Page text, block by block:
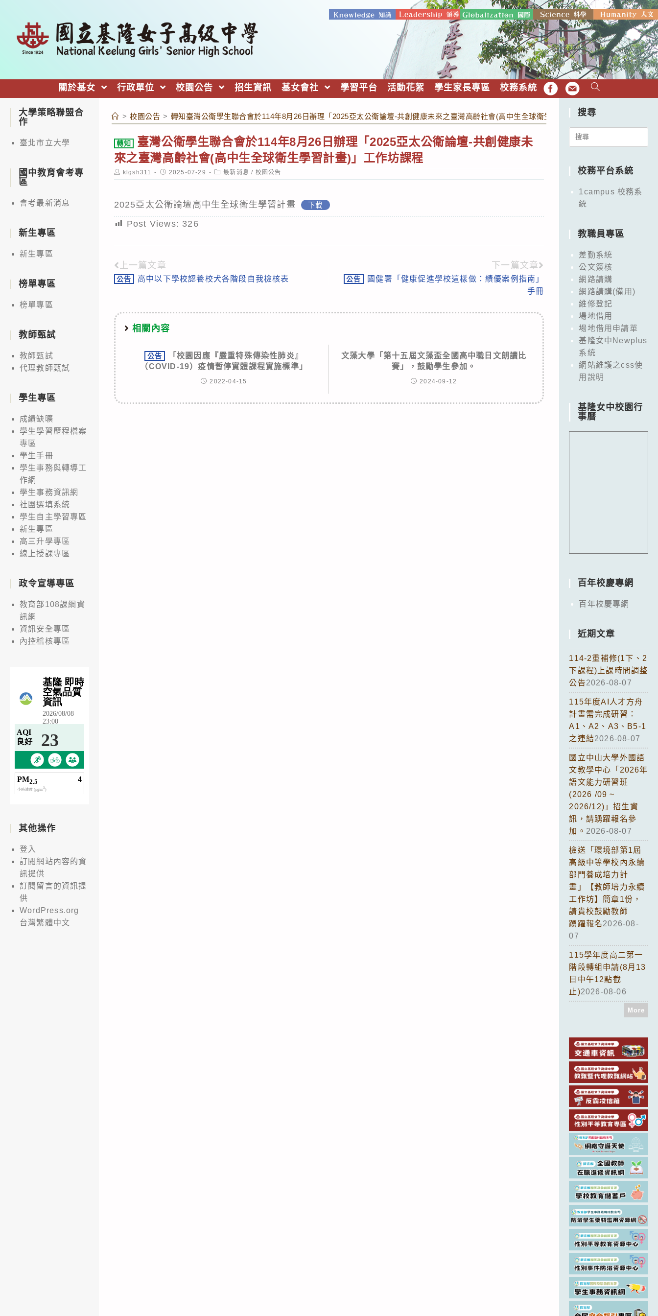
關於基女 行政單位 校園公告 招生資訊 基女會社 學習平台 活動花絮 學生家長專區 校務系統 FB EMAIL
> 校園公告 > 轉知臺灣公衛學生聯合會於114年8月26日辦理「2025亞太公衛論壇-共創健康未來之臺灣高齡社會(高中生全球衛生學習計畫)」工作坊課程
轉知
臺灣公衛學生聯合會於114年8月26日辦理「2025亞太公衛論壇-共創健康未
來之臺灣高齡社會(高中生全球衛生學習計畫)」工作坊課程
Post
author:
klgsh311
Post
published:
2025-07-29
Post
category:
最新消息 / 校園公告
2025亞太公衛論壇高中生全球衛生學習計畫 下載
Post Views: 326
Read
more
上一篇文章
公告 高中以下學校認養校犬各階段自我檢核表
下一篇文章
公告
國健署「健康促進學校這樣做：績優案例指南」
手冊
相關內容
公告
「校園因應『嚴重特殊傳染性肺炎』
（COVID-19）疫情暫停實體課程實施標準」
2022-04-15
文藻大學「第十五屆文藻盃全國高中職日文朗讀比
賽」，鼓勵學生參加。
2024-09-12
大學策略聯盟合
作
臺北市立大學
國中教育會考專
區
會考最新消息
新生專區
新生專區
榜單專區
榜單專區
教師甄試
教師甄試
代理教師甄試
學生專區
成績缺曠
學生學習歷程檔案
專區
學生手冊
學生事務與轉導工
作網
學生事務資訊網
社團選填系統
學生自主學習專區
新生專區
高三升學專區
線上授課專區
政令宣導專區
教育部108課綱資
訊網
資訊安全專區
內控稽核專區
其他操作
登入
訂閱網站內容的資
訊提供
訂閱留言的資訊提
供
WordPress.org
台灣繁體中文
搜尋
Search
校務平台系統
1campus 校務系
統
教職員專區
差勤系統
公文簽核
網路請購
網路請購(備用)
維修登記
場地借用
場地借用申請單
基隆女中Newplus
系統
網站維護之css使
用說明
基隆女中校園行
事曆
百年校慶專網
百年校慶專網
近期文章
114-2重補修(1下、2
下課程)上課時間調整
公告2026-08-07
115年度AI人才方舟
計畫需完成研習：
A1、A2、A3、B5-1
之連結2026-08-07
國立中山大學外國語
文教學中心「2026年
語文能力研習班
(2026 /09 ~
2026/12)」招生資
訊，請踴躍報名參
加。 2026-08-07
檢送「環境部第1屆
高級中等學校內永續
部門養成培力計
畫」【教師培力永續
工作坊】簡章1份，
請貴校鼓勵教師
踴躍報名2026-08-
07
115學年度高二第一
階段轉組申請(8月13
日中午12點截
止)2026-08-06
More